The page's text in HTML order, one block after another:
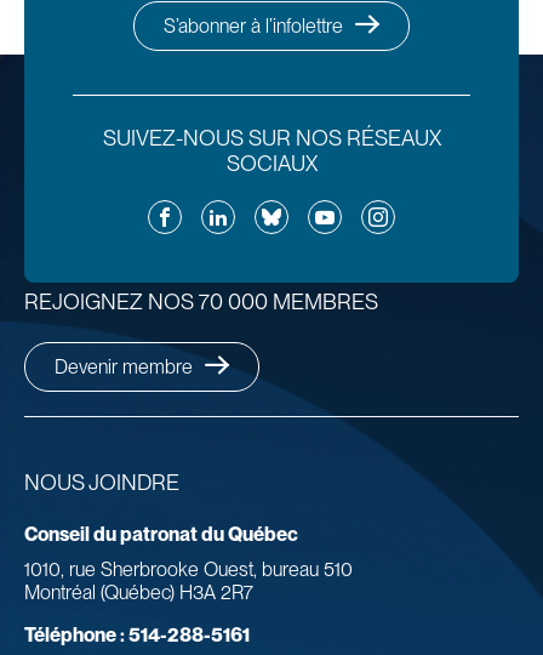
S’abonner à l’infolettre
SUIVEZ-NOUS SUR NOS RÉSEAUX
SOCIAUX
FacebookLinkedInBlueskyYouTubeInstagram
NOUS JOINDRE
Conseil du patronat du Québec
1010, rue Sherbrooke Ouest, bureau 510
Montréal (Québec) H3A 2R7
Téléphone :514-288-5161
REJOIGNEZ NOS 70 000 MEMBRES
Devenir membre